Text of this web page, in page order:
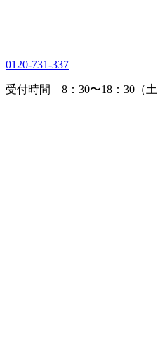
0120-731-337
受付時間 8：30〜18：30（土